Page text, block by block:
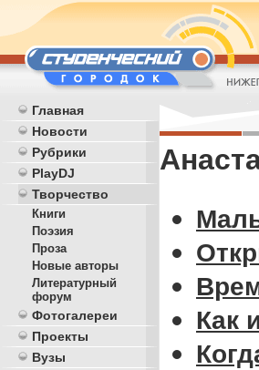
Главная
Новости
Рубрики
PlayDJ
Творчество
Книги
Поэзия
Проза
Новые авторы
Литературный
форум
Фотогалереи
Проекты
Вузы
Как